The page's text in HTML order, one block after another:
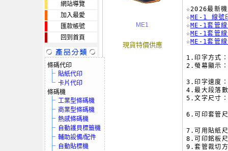
網站導覽
加入最愛
匯款帳號
回到首頁
條碼代印
貼紙代印
卡片代印
條碼機
工業型條碼機
商業型條碼機
熱感條碼機
自動護貝標籤機
輔助設備/配件
自動貼標機
ME1
現貨特價供應
☆2026最新
☆ME-1 線號
☆ME-1套管
☆ME-1套管
☆ME-1套管
1.印字方式
2.螢幕顯示
3.印字速度
4.最大段落
5.文字尺寸
6.可印套管
7.可用貼紙
8.可印銘板
9.套管裁切